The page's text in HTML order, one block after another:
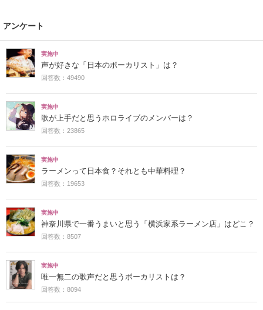
アンケート
実施中
声が好きな「日本のボーカリスト」は？
回答数：49490
実施中
歌が上手だと思うホロライブのメンバーは？
回答数：23865
実施中
ラーメンって日本食？それとも中華料理？
回答数：19653
実施中
神奈川県で一番うまいと思う「横浜家系ラーメン店」はどこ？
回答数：8507
実施中
唯一無二の歌声だと思うボーカリストは？
回答数：8094